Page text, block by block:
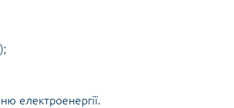
електроенергії.